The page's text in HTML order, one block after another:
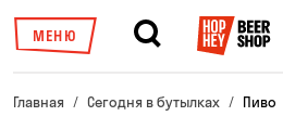
МЕНЮ
Главная Сегодня в бутылках Пиво